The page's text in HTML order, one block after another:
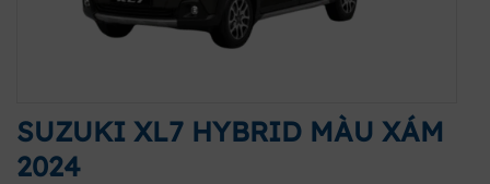
SUZUKI XL7 HYBRID MÀU XÁM
2024